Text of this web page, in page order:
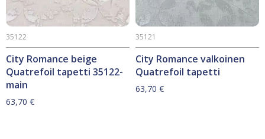
City Romance beige
Quatrefoil tapetti 35122-
main
35122
63,70 €
City Romance valkoinen
Quatrefoil tapetti
35121
63,70 €